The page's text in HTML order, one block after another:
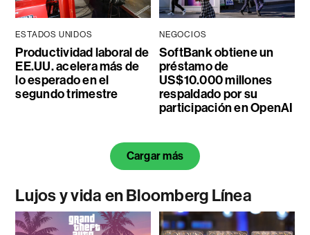
ESTADOS UNIDOS
Productividad laboral de
EE.UU. acelera más de
lo esperado en el
segundo trimestre
NEGOCIOS
SoftBank obtiene un
préstamo de
US$10.000 millones
respaldado por su
participación en OpenAI
Cargar más
Lujos y vida en Bloomberg Línea